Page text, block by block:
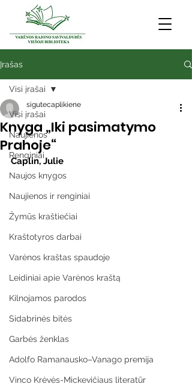
Įrašas
Visi įrašai
Naujienos
Renginiai
Naujos knygos
Naujienos ir renginiai
Žymūs kraštiečiai
Kraštotyros darbai
Varėnos kraštas spaudoje
Leidiniai apie Varėnos kraštą
Kilnojamos parodos
Sidabrinės bitės
Garbės ženklas
Adolfo Ramanausko–Vanago premija
Vinco Krėvės-Mickevičiaus literatūr
Visi įrašai
Knyga „Iki pasimatymo
Prahoje“
sigutecaplikiene
Caplin, Julie